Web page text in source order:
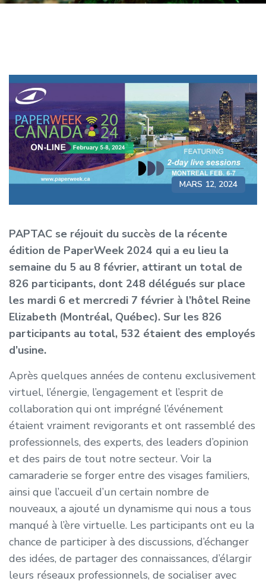
MARS 12, 2024
PAPTAC se réjouit du succès de la récente
édition de PaperWeek 2024 qui a eu lieu la
semaine du 5 au 8 février, attirant un total de
826 participants, dont 248 délégués sur place
les mardi 6 et mercredi 7 février à l’hôtel Reine
Elizabeth (Montréal, Québec). Sur les 826
participants au total, 532 étaient des employés
d’usine.
Après quelques années de contenu exclusivement
virtuel, l’énergie, l’engagement et l’esprit de
collaboration qui ont imprégné l’événement
étaient vraiment revigorants et ont rassemblé des
professionnels, des experts, des leaders d’opinion
et des pairs de tout notre secteur. Voir la
camaraderie se forger entre des visages familiers,
ainsi que l’accueil d’un certain nombre de
nouveaux, a ajouté un dynamisme qui nous a tous
manqué à l’ère virtuelle. Les participants ont eu la
chance de participer à des discussions, d’échanger
des idées, de partager des connaissances, d’élargir
leurs réseaux professionnels, de socialiser avec